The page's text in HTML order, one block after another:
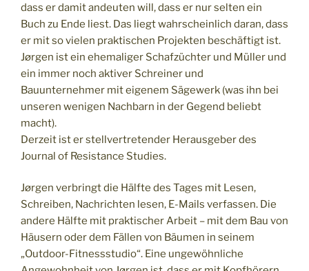
dass er damit andeuten will, dass er nur selten ein
Buch zu Ende liest. Das liegt wahrscheinlich daran, dass
er mit so vielen praktischen Projekten beschäftigt ist.
Jørgen ist ein ehemaliger Schafzüchter und Müller und
ein immer noch aktiver Schreiner und
Bauunternehmer mit eigenem Sägewerk (was ihn bei
unseren wenigen Nachbarn in der Gegend beliebt
macht).
Derzeit ist er stellvertretender Herausgeber des
Journal of Resistance Studies.
Jørgen verbringt die Hälfte des Tages mit Lesen,
Schreiben, Nachrichten lesen, E-Mails verfassen. Die
andere Hälfte mit praktischer Arbeit – mit dem Bau von
Häusern oder dem Fällen von Bäumen in seinem
„Outdoor-Fitnessstudio“. Eine ungewöhnliche